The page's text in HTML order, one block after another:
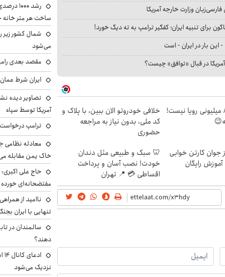
وزارت خارجه آمریکا
برای تنبیه ایران؛ کفگیر ترامپ به ته دیگ خورد!
- این بار در ایران - است
در قبال «توافق» چیست؟
درآمد ماهی 800 میلیونی رویا نیست!
خلافی خودروتو الان ببین، با پلاک و
کد ملی، بدون نیاز به مراجعه
حضوری
جوان کارتن خوابی
رایگان
🦷 سبک و طبیعی مثل دندان
خودت! نصب آسان و پرداخت
اقساطی 💳 📍 تهران
رشد
ساخت هر متر
شمال کشور زیر
می‌شود
مقصد بعدی
ایران شرط
تصاویر دیده
آمریکا توسط سپاه
ترامپ درخواست
معادله نظامی
خاک یمن مقابله
حاج علی
مفتضحانه‌ای
ناامید از
تنهایی با ایران
سالمندان در
دهند؟
نزدیک می‌شود